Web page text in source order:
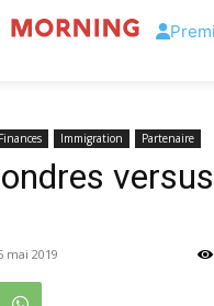
Finances Immigration Partenaire
versus
mai 2019